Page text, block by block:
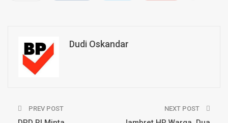
Dudi Oskandar
PREV POST NEXT POST